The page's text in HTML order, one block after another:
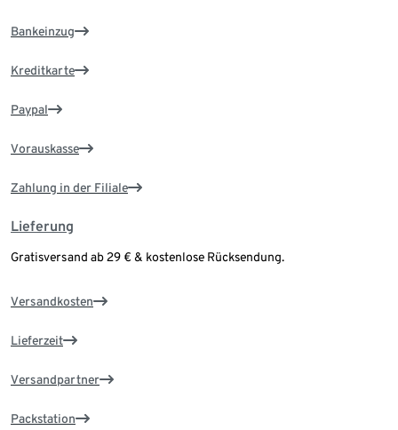
Bankeinzug
Kreditkarte
Paypal
Vorauskasse
Zahlung in der Filiale
Lieferung
Gratisversand ab 29 € & kostenlose Rücksendung.
Versandkosten
Lieferzeit
Versandpartner
Packstation